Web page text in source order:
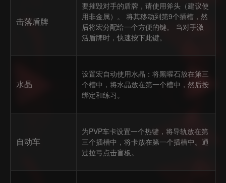
击落盾牌
要摧毁对手的盾牌，请使用斧头（建议使
用非金属）。 将其移动到第9个插槽，然
后将宏分配给一个方便的键。 当对手激
活盾牌时，快速按下此键。
水晶
设置宏自动使用水晶：将黑曜石放在第三
个槽中，将水晶放在第一个槽中，然后按
绑定和练习。
自动车
为PVP车卡设置一个热键，将导轨放在第
三个插槽中，将卡放在第一个插槽中。通
过拉弓点击盲板。